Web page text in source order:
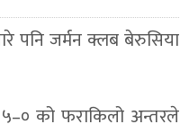
पनि जर्मन क्लब बेरुसिया
को फराकिलो अन्तरले